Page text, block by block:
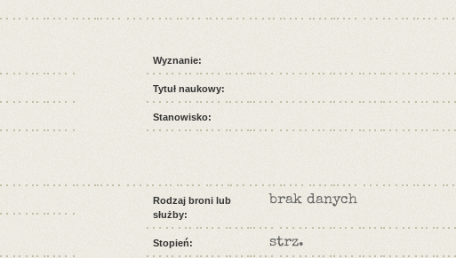
Wyznanie:
Tytuł naukowy:
Stanowisko:
Rodzaj broni lub
służby:
brak danych
Stopień: strz.